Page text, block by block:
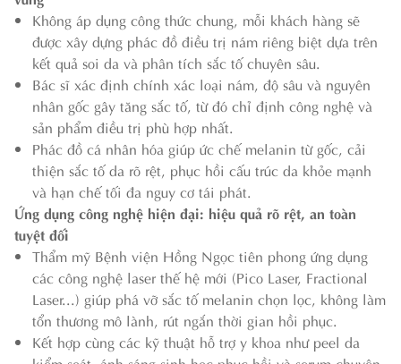
Không áp dụng công thức chung, mỗi khách hàng sẽ
được xây dựng phác đồ điều trị nám riêng biệt dựa trên
kết quả soi da và phân tích sắc tố chuyên sâu.
Bác sĩ xác định chính xác loại nám, độ sâu và nguyên
nhân gốc gây tăng sắc tố, từ đó chỉ định công nghệ và
sản phẩm điều trị phù hợp nhất.
Phác đồ cá nhân hóa giúp ức chế melanin từ gốc, cải
thiện sắc tố da rõ rệt, phục hồi cấu trúc da khỏe mạnh
và hạn chế tối đa nguy cơ tái phát.
Ứng dụng công nghệ hiện đại: hiệu quả rõ rệt, an toàn
tuyệt đối
Thẩm mỹ Bệnh viện Hồng Ngọc tiên phong ứng dụng
các công nghệ laser thế hệ mới (Pico Laser, Fractional
Laser...) giúp phá vỡ sắc tố melanin chọn lọc, không làm
tổn thương mô lành, rút ngắn thời gian hồi phục.
Kết hợp cùng các kỹ thuật hỗ trợ y khoa như peel da